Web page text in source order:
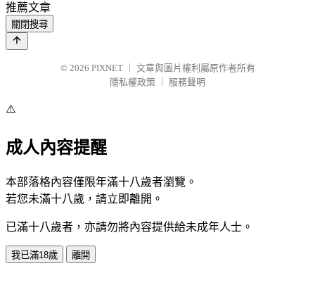
推薦文章
關閉搜尋
© 2026 PIXNET
文章與圖片權利屬原作者所有
隱私權政策
服務聲明
⚠️
成人內容提醒
本部落格內容僅限年滿十八歲者瀏覽。
若您未滿十八歲，請立即離開。
已滿十八歲者，亦請勿將內容提供給未成年人士。
我已滿18歲 離開